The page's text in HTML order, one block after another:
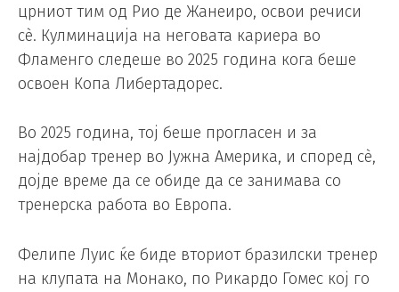
црниот тим од Рио де Жанеиро, освои речиси
сè. Кулминација на неговата кариера во
Фламенго следеше во 2025 година кога беше
освоен Копа Либертадорес.
Во 2025 година, тој беше прогласен и за
најдобар тренер во Јужна Америка, и според сè,
дојде време да се обиде да се занимава со
тренерска работа во Европа.
Фелипе Луис ќе биде вториот бразилски тренер
на клупата на Монако, по Рикардо Гомес кој го